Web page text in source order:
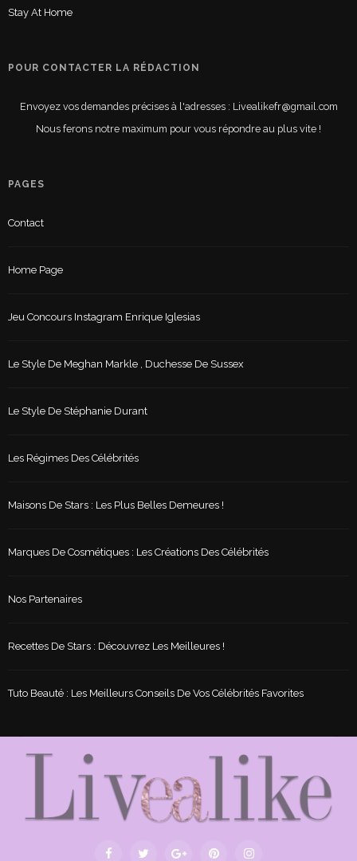
Stay At Home
POUR CONTACTER LA RÉDACTION
Envoyez vos demandes précises à l'adresses : Livealikefr@gmail.com
Nous ferons notre maximum pour vous répondre au plus vite !
PAGES
Contact
Home Page
Jeu Concours Instagram Enrique Iglesias
Le Style De Meghan Markle , Duchesse De Sussex
Le Style De Stéphanie Durant
Les Régimes Des Célébrités
Maisons De Stars : Les Plus Belles Demeures !
Marques De Cosmétiques : Les Créations Des Célébrités
Nos Partenaires
Recettes De Stars : Découvrez Les Meilleures !
Tuto Beauté : Les Meilleurs Conseils De Vos Célébrités Favorites